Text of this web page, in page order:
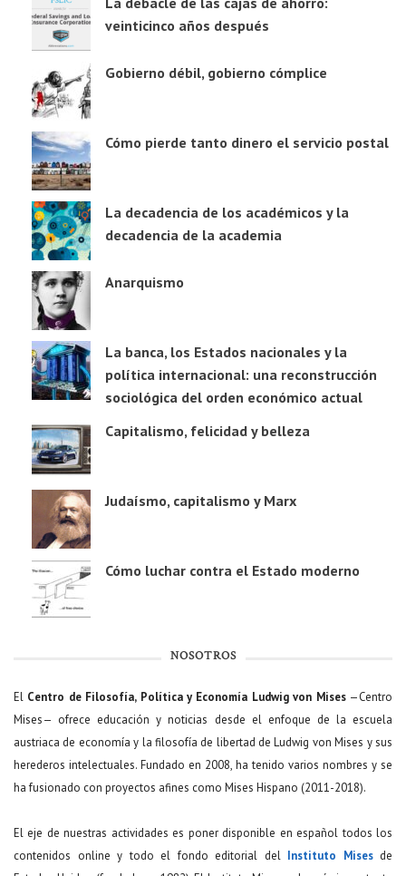
veinticinco años después
Gobierno débil, gobierno cómplice
Cómo pierde tanto dinero el servicio postal
La decadencia de los académicos y la
decadencia de la academia
Anarquismo
La banca, los Estados nacionales y la
política internacional: una reconstrucción
sociológica del orden económico actual
Capitalismo, felicidad y belleza
Judaísmo, capitalismo y Marx
Cómo luchar contra el Estado moderno
NOSOTROS
El Centro de Filosofía, Política y Economía Ludwig von Mises—Centro
Mises— ofrece educación y noticias desde el enfoque de la escuela
austriaca de economía y la filosofía de libertad de Ludwig von Mises y sus
herederos intelectuales. Fundado en 2008, ha tenido varios nombres y se
ha fusionado con proyectos afines como Mises Hispano (2011-2018).
El eje de nuestras actividades es poner disponible en español todos los
contenidos online y todo el fondo editorial del Instituto Misesde